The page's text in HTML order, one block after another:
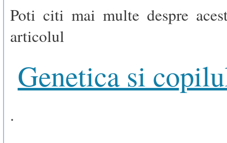
Poti citi mai multe despre
articolul
Genetica si
.